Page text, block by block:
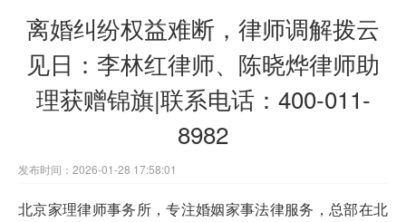
离婚纠纷权益难断，律师调解拨云
见日：李林红律师、陈晓烨律师助
理获赠锦旗|联系电话：400-011-
8982
发布时间：2026-01-28 17:58:01
北京家理律师事务所，专注婚姻家事法律服务，总部在北